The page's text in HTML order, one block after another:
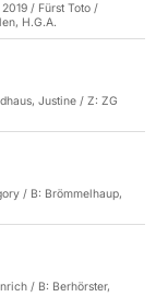
/ Fürst Toto /
H.G.A.
Justine / Z: ZG
/ B: Brömmelhaup,
/ B: Berhörster,